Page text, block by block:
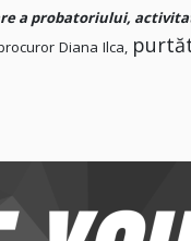
a probatoriului,
Diana Ilca,